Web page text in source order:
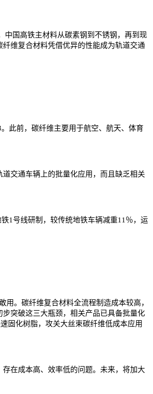
中国高铁主材料从碳素钢到不锈钢，再到现
维复合材料凭借优异的性能成为轨道交通
此前，碳纤维主要用于航空、航天、体育
交通车辆上的批量化应用，而且缺乏相关
1号线研制，较传统地铁车辆减重11％，运
。碳纤维复合材料全流程制造成本较高，
突破这三大瓶颈，相关产品已具备批量化
固化树脂，攻关大丝束碳纤维低成本应用
在成本高、效率低的问题。未来，将加大